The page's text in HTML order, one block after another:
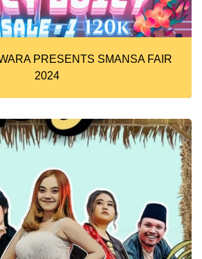
PRESENTS SMANSA FAIR
2024